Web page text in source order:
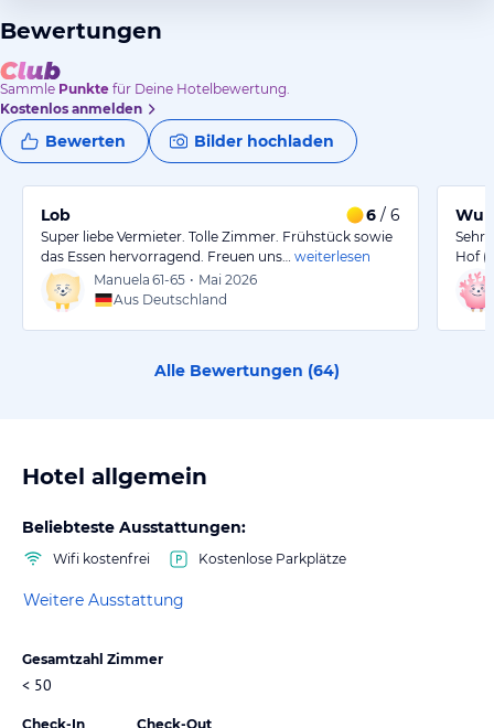
Bewertungen
Sammle Punkte für Deine Hotelbewertung.
Kostenlos anmelden
Bewerten Bilder hochladen
Lob 6 / 6
Super liebe Vermieter. Tolle Zimmer. Frühstück sowie
das Essen hervorragend. Freuen uns…
weiterlesen
Manuela 61-65 • Mai 2026
Aus Deutschland
Sehr
Hof
Alle Bewertungen (64)
Hotel allgemein
Beliebteste Ausstattungen:
Wifi kostenfrei Kostenlose Parkplätze
Weitere Ausstattung
Gesamtzahl Zimmer
< 50
Check-In Check-Out